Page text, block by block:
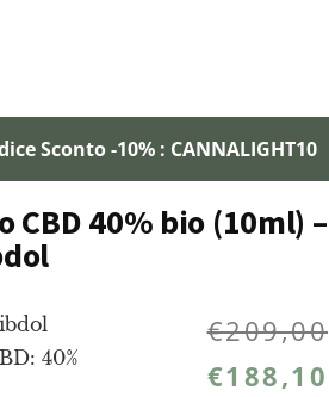
Sconto -10% : CANNALIGHT10
CBD 40% bio (10ml) –
40%
€209,00
€188,10